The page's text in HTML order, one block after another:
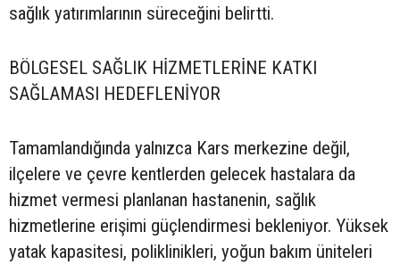
sağlık yatırımlarının süreceğini belirtti.
BÖLGESEL SAĞLIK HİZMETLERİNE KATKI
SAĞLAMASI HEDEFLENİYOR
Tamamlandığında yalnızca Kars merkezine değil,
ilçelere ve çevre kentlerden gelecek hastalara da
hizmet vermesi planlanan hastanenin, sağlık
hizmetlerine erişimi güçlendirmesi bekleniyor. Yüksek
yatak kapasitesi, poliklinikleri, yoğun bakım üniteleri